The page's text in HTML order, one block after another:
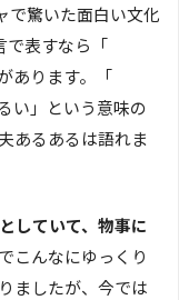
で驚いた面白い文化
で表すなら「
あります。「
い」という意味の
あるあるは語れま
していて、物事に
こんなにゆっくり
ましたが、今では